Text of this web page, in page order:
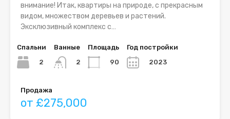
внимание! Итак, квартиры на природе, с прекрасным
видом, множеством деревьев и растений.
Эксклюзивный комплекс с…
Спальни
2
Ванные
2
Площадь
90
Год постройки
2023
Продажа
от £275,000